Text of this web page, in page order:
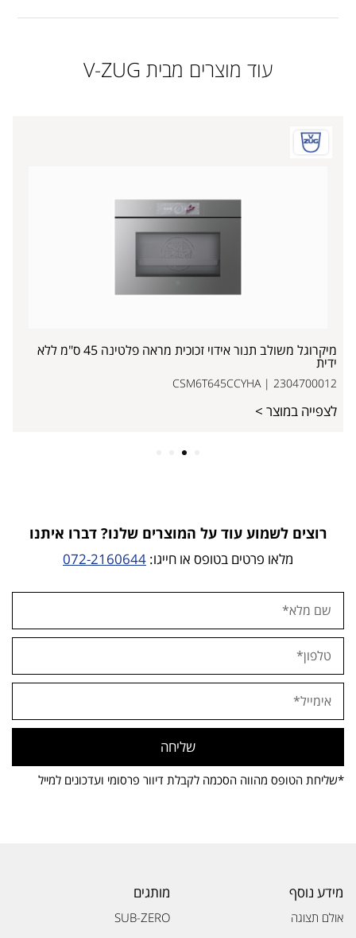
עוד מוצרים מבית V-ZUG
מיקרוגל משולב תנור אידוי זכוכית מראה פלטינה 45 ס"מ ללא
ידית
CSM6T645CCYHA | 2304700012
לצפייה במוצר >
רוצים לשמוע עוד על המוצרים שלנו? דברו איתנו
מלאו פרטים בטופס או חייגו: 072-2160644
שליחה
*שליחת הטופס מהווה הסכמה לקבלת דיוור פרסומי ועדכונים למייל
מידע נוסף
אולם תצוגה
מותגים
SUB-ZERO